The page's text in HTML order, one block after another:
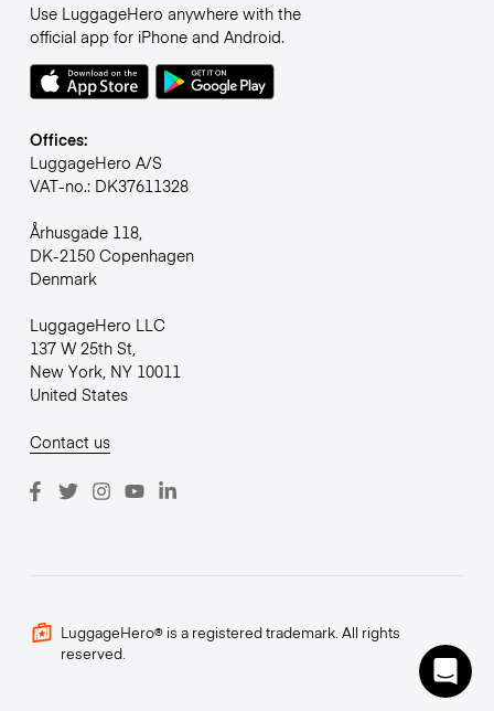
Use LuggageHero anywhere with the
official app for iPhone and Android.
Offices:
LuggageHero A/S
VAT-no.: DK37611328
Århusgade 118,
DK-2150 Copenhagen
Denmark
LuggageHero LLC
137 W 25th St,
New York, NY 10011
United States
Contact us
LuggageHero® is a registered trademark. All rights
reserved.